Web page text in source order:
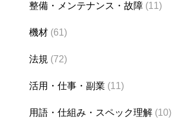
整備・メンテナンス・故障 (11)
機材 (61)
法規 (72)
活用・仕事・副業 (11)
用語・仕組み・スペック理解 (10)